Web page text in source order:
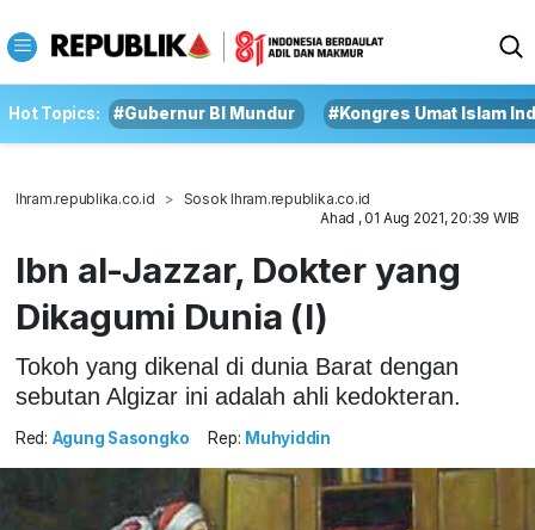
Hot Topics: #Gubernur BI Mundur #Kongres Umat Islam
Ihram.republika.co.id
Sosok Ihram.republika.co.id
Ahad , 01 Aug 2021, 20:39 WIB
Ibn al-Jazzar, Dokter yang
Dikagumi Dunia (I)
Tokoh yang dikenal di dunia Barat dengan
sebutan Algizar ini adalah ahli kedokteran.
Red: Agung Sasongko Rep: Muhyiddin